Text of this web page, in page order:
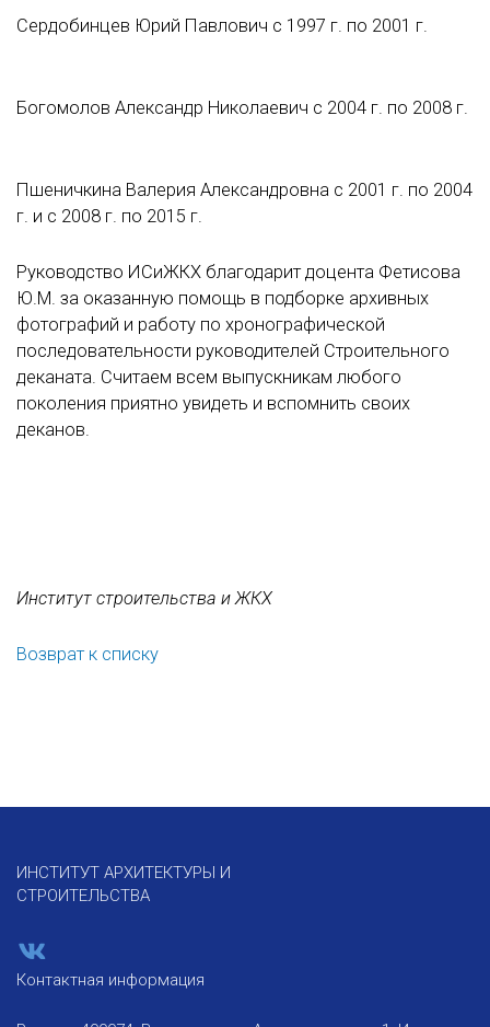
Сердобинцев Юрий Павлович с 1997 г. по 2001 г.
Богомолов Александр Николаевич с 2004 г. по 2008 г.
Пшеничкина Валерия Александровна с 2001 г. по 2004
г. и с 2008 г. по 2015 г.
Руководство ИСиЖКХ благодарит доцента Фетисова
Ю.М. за оказанную помощь в подборке архивных
фотографий и работу по хронографической
последовательности руководителей Строительного
деканата. Считаем всем выпускникам любого
поколения приятно увидеть и вспомнить своих
деканов.
Институт строительства и ЖКХ
Возврат к списку
ИНСТИТУТ АРХИТЕКТУРЫ И
СТРОИТЕЛЬСТВА
Контактная информация